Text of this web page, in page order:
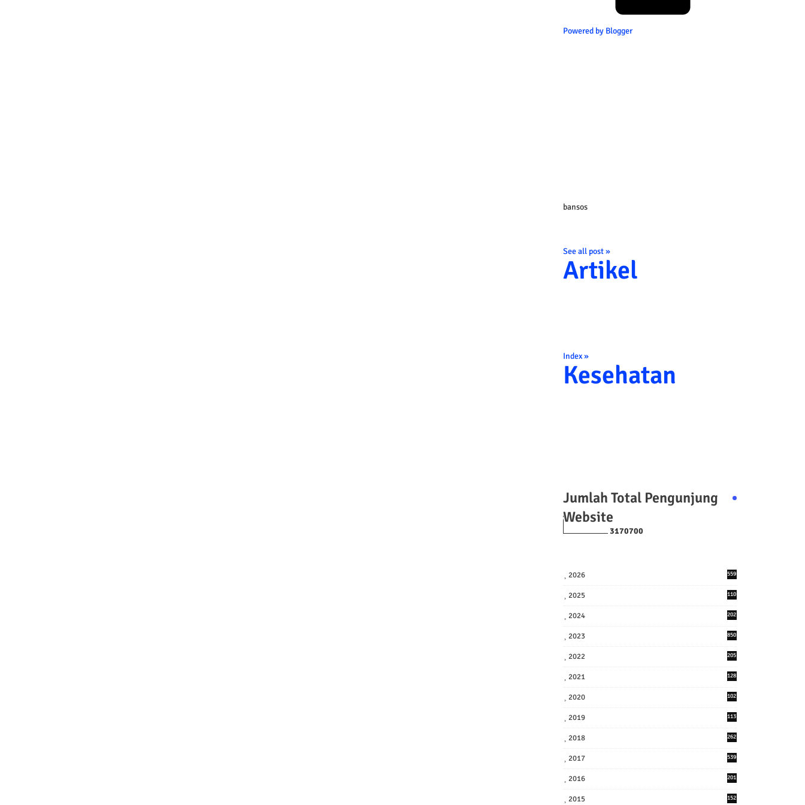
Powered by Blogger
bansos
See all post »
Artikel
Index »
Kesehatan
Jumlah Total Pengunjung
Website
3170700
2026 559
2025
110
2024
202
2023 850
2022
205
2021
128
2020
102
2019
113
2018
262
2017
539
2016
201
2015 152